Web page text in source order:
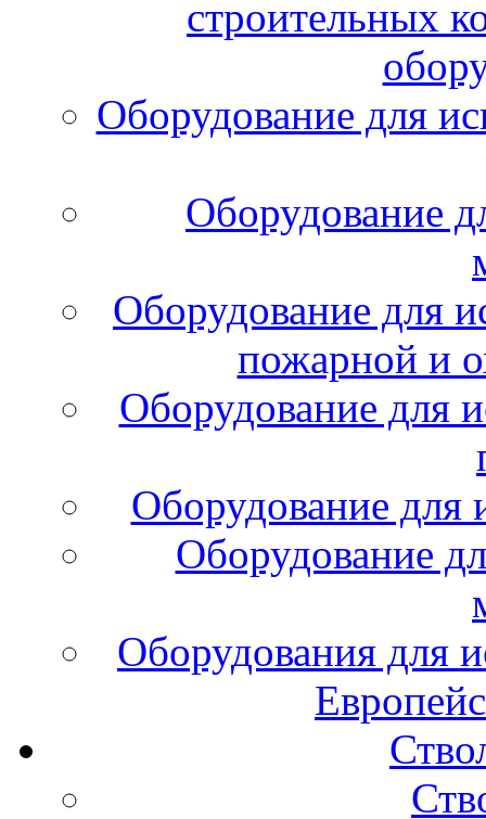
строительных
Оборудование для
Оборудование
Оборудование для
пожарной и
Оборудование для
Оборудование для
Оборудование
Оборудования для